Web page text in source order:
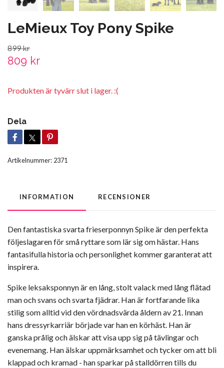
LeMieux Toy Pony Spike
899 kr
809 kr
Produkten är tyvärr slut i lager. :(
Dela
Artikelnummer: 2371
INFORMATION RECENSIONER
Den fantastiska svarta frieserponnyn Spike är den perfekta
följeslagaren för små ryttare som lär sig om hästar. Hans
fantasifulla historia och personlighet kommer garanterat att
inspirera.
Spike leksaksponnyn är en lång, stolt valack med lång flätad
man och svans och svarta fjädrar. Han är fortfarande lika
stilig som alltid vid den vördnadsvärda åldern av 21. Innan
hans dressyrkarriär började var han en körhäst. Han är
ganska prålig och älskar att visa upp sig på tävlingar och
evenemang. Han älskar uppmärksamhet och tycker om att bli
klappad och kramad - han sparkar på stalldörren tills du